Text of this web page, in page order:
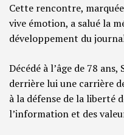
Cette rencontre,
vive émotion, a salué la
développement du
Décédé à l’âge de 78
derrière lui une carrière
à la défense de la liberté
l’information et des